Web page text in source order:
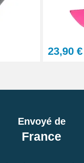
23,90 €
Envoyé de
France